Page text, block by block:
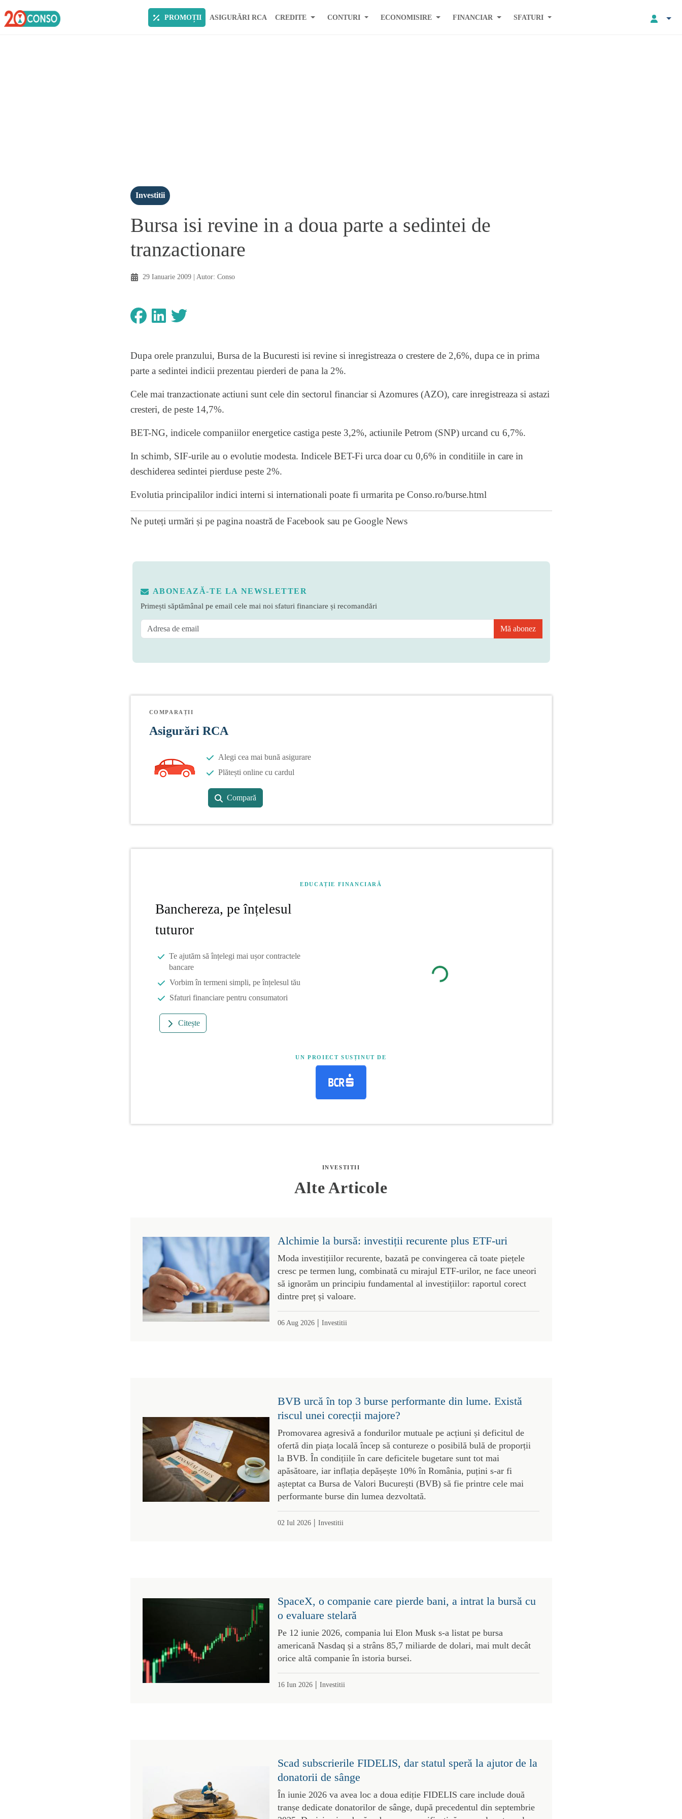
PROMOȚII ASIGURĂRI RCA CREDITE CONTURI ECONOMISIRE FINANCIAR SFATURI
Investitii
Bursa isi revine in a doua parte a sedintei de
tranzactionare
29 Ianuarie 2009| Autor: Conso
Dupa orele pranzului, Bursa de la Bucuresti isi revine si inregistreaza o crestere de 2,6%, dupa ce in prima
parte a sedintei indicii prezentau pierderi de pana la 2%.
Cele mai tranzactionate actiuni sunt cele din sectorul financiar si Azomures (AZO), care inregistreaza si astazi
cresteri, de peste 14,7%.
BET-NG, indicele companiilor energetice castiga peste 3,2%, actiunile Petrom (SNP) urcand cu 6,7%.
In schimb, SIF-urile au o evolutie modesta. Indicele BET-Fi urca doar cu 0,6% in conditiile in care in
deschiderea sedintei pierduse peste 2%.
Evolutia principalilor indici interni si internationali poate fi urmarita pe Conso.ro/burse.html
Ne puteți urmări și pe pagina noastră de Facebook sau pe Google News
ABONEAZĂ-TE LA NEWSLETTER
Primești săptămânal pe email cele mai noi sfaturi financiare și recomandări
Mă abonez
COMPARAȚII
Asigurări RCA
Alegi cea mai bună asigurare
Plătești online cu cardul
Compară
EDUCAȚIE FINANCIARĂ
Banchereza, pe înțelesul
tuturor
Te ajutăm să înțelegi mai ușor contractele
bancare
Vorbim în termeni simpli, pe înțelesul tău
Sfaturi financiare pentru consumatori
Citește
UN PROIECT SUSȚINUT DE
INVESTITII
Alte Articole
Alchimie la bursă: investiții recurente plus ETF-uri
Moda investițiilor recurente, bazată pe convingerea că toate piețele
cresc pe termen lung, combinată cu mirajul ETF-urilor, ne face uneori
să ignorăm un principiu fundamental al investițiilor: raportul corect
dintre preț și valoare.
06 Aug 2026| Investitii
BVB urcă în top 3 burse performante din lume. Există
riscul unei corecții majore?
Promovarea agresivă a fondurilor mutuale pe acțiuni și deficitul de
ofertă din piața locală încep să contureze o posibilă bulă de proporții
la BVB. În condițiile în care deficitele bugetare sunt tot mai
apăsătoare, iar inflația depășește 10% în România, puțini s-ar fi
așteptat ca Bursa de Valori București (BVB) să fie printre cele mai
performante burse din lumea dezvoltată.
02 Iul 2026| Investitii
SpaceX, o companie care pierde bani, a intrat la bursă cu
o evaluare stelară
Pe 12 iunie 2026, compania lui Elon Musk s-a listat pe bursa
americană Nasdaq și a strâns 85,7 miliarde de dolari, mai mult decât
orice altă companie în istoria bursei.
16 Iun 2026| Investitii
Scad subscrierile FIDELIS, dar statul speră la ajutor de la
donatorii de sânge
În iunie 2026 va avea loc a doua ediție FIDELIS care include două
tranșe dedicate donatorilor de sânge, după precedentul din septembrie